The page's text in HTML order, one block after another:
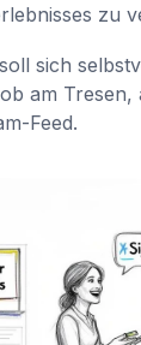
zu
sich
am
Feed.